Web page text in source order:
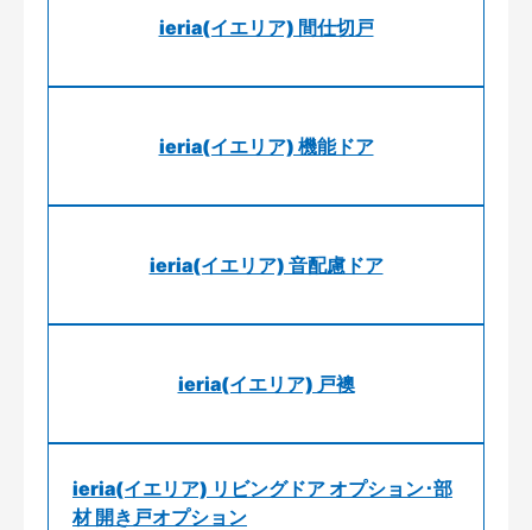
ieria(イエリア) 間仕切戸
ieria(イエリア) 機能ドア
ieria(イエリア) 音配慮ドア
ieria(イエリア) 戸襖
ieria(イエリア) リビングドア オプション･部
材 開き戸オプション